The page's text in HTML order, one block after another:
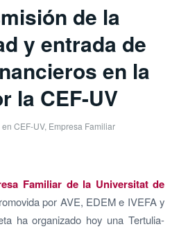
de la
y entrada de
en la
la CEF-UV
enCEF-UV, Empresa Familiar
Familiar de la Universitat de
por AVE, EDEM e IVEFA y
ha organizado hoy una Tertulia-